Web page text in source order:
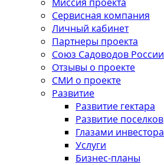
Сервисная компания
Личный кабинет
Партнеры проекта
Союз Садоводов России
Отзывы о проекте
СМИ о проекте
Развитие
Развитие гектара
Развитие поселков
Глазами инвестора
Услуги
Бизнес-планы